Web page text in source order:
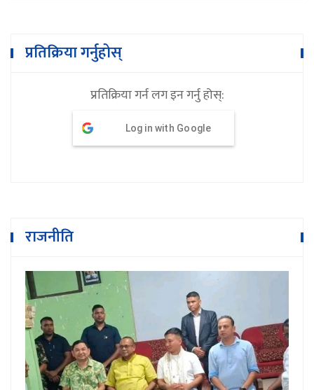
प्रतिक्रिया गर्नुहोस्
प्रतिक्रिया गर्न लग इन गर्नु होस्:
Log in with Google
राजनीति